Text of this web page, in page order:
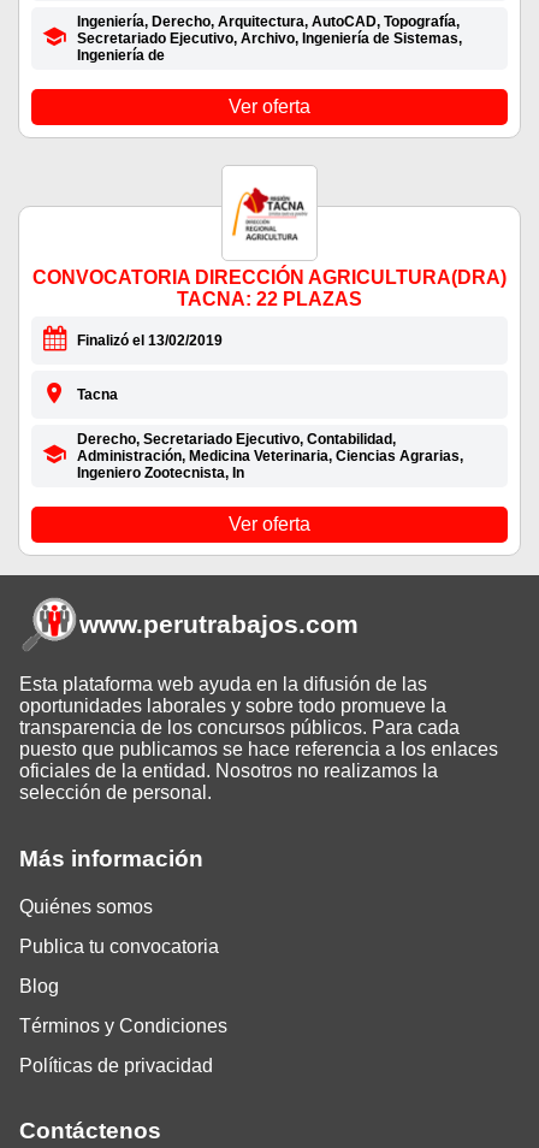
Ingeniería, Derecho, Arquitectura, AutoCAD, Topografía,
Secretariado Ejecutivo, Archivo, Ingeniería de Sistemas,
Ingeniería de
Ver oferta
CONVOCATORIA DIRECCIÓN AGRICULTURA(DRA)
TACNA: 22 PLAZAS
Finalizó el 13/02/2019
Tacna
Derecho, Secretariado Ejecutivo, Contabilidad,
Administración, Medicina Veterinaria, Ciencias Agrarias,
Ingeniero Zootecnista, In
Ver oferta
Más información
Quiénes somos
Publica tu convocatoria
Blog
Términos y Condiciones
Políticas de privacidad
Contáctenos
www.perutrabajos.com
Esta plataforma web ayuda en la difusión de las
oportunidades laborales y sobre todo promueve la
transparencia de los concursos públicos. Para cada
puesto que publicamos se hace referencia a los enlaces
oficiales de la entidad. Nosotros no realizamos la
selección de personal.